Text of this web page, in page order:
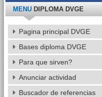
MENUDIPLOMA DVGE
Pagina principal DVGE
Bases diploma DVGE
Para que sirven?
Anunciar actividad
Buscador de referencias